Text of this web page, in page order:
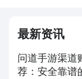
最新资讯
问道手游渠道
荐：安全靠谱